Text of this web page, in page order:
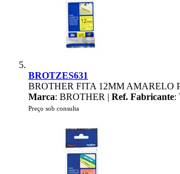
BROTZES631
BROTHER FITA 12MM AMARELO
Marca: BROTHER | Ref. Fabricante:
Preço sob consulta